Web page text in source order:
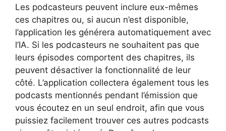
Les podcasteurs peuvent inclure eux-mêmes
ces chapitres ou, si aucun n’est disponible,
l’application les générera automatiquement avec
l’IA. Si les podcasteurs ne souhaitent pas que
leurs épisodes comportent des chapitres, ils
peuvent désactiver la fonctionnalité de leur
côté. L’application collectera également tous les
podcasts mentionnés pendant l’émission que
vous écoutez en un seul endroit, afin que vous
puissiez facilement trouver ces autres podcasts